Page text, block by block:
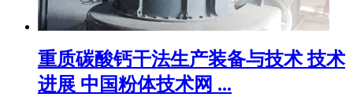
重质碳酸钙干法生产装备与技术 技术
进展 中国粉体技术网 ...